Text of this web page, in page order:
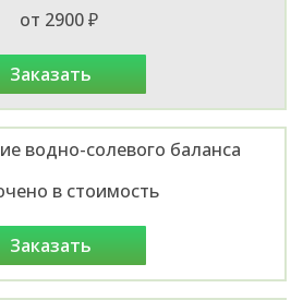
от 2900 ₽
заказать
водно-солевого баланса
в стоимость
заказать